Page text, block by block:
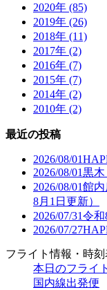
2020年 (85)
2019年 (26)
2018年 (11)
2017年 (2)
2016年 (7)
2015年 (7)
2014年 (2)
2010年 (2)
最近の投稿
2026/08/01
2026/08/01黒木
2026/08/01館内
8月1日更新）
2026/07/31令和
2026/07/27
フライト情報・時刻
本日のフライ
国内線出発便